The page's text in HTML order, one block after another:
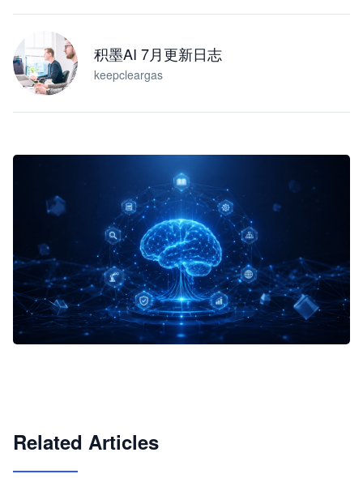
积墨AI 7月更新日志
keepcleargas
Related Articles